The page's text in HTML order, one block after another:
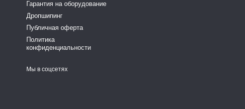
Гарантия на оборудование
Дропшипинг
Публичная оферта
Политика
конфиденциальности
Мы в соцсетях